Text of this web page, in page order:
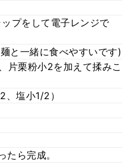
プをして電子レンジで
と一緒に食べやすいです)
片栗粉小2を加えて揉みこ
塩小1/2）
ら完成。